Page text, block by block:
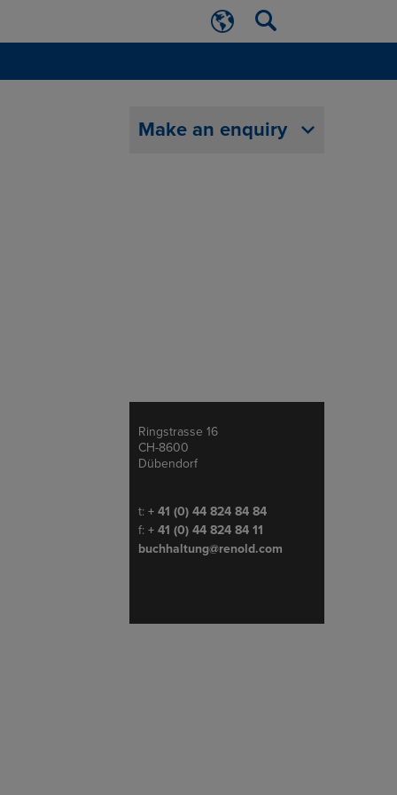
Make an enquiry
Address
Ringstrasse 16
CH-8600
Dübendorf
Telephone/Fax
t: + 41 (0) 44 824 84 84
f: + 41 (0) 44 824 84 11
buchhaltung@renold.com